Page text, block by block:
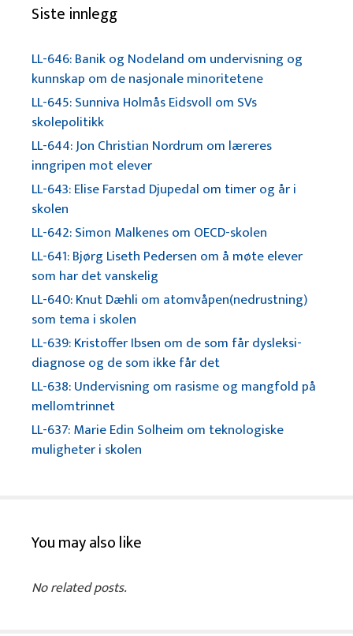
Siste innlegg
LL-646: Banik og Nodeland om undervisning og
kunnskap om de nasjonale minoritetene
LL-645: Sunniva Holmås Eidsvoll om SVs
skolepolitikk
LL-644: Jon Christian Nordrum om læreres
inngripen mot elever
LL-643: Elise Farstad Djupedal om timer og år i
skolen
LL-642: Simon Malkenes om OECD-skolen
LL-641: Bjørg Liseth Pedersen om å møte elever
som har det vanskelig
LL-640: Knut Dæhli om atomvåpen(nedrustning)
som tema i skolen
LL-639: Kristoffer Ibsen om de som får dysleksi-
diagnose og de som ikke får det
LL-638: Undervisning om rasisme og mangfold på
mellomtrinnet
LL-637: Marie Edin Solheim om teknologiske
muligheter i skolen
You may also like
No related posts.